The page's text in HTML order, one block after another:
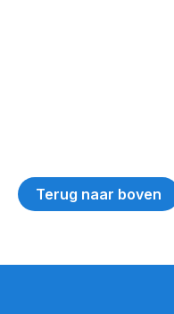
Terug naar boven